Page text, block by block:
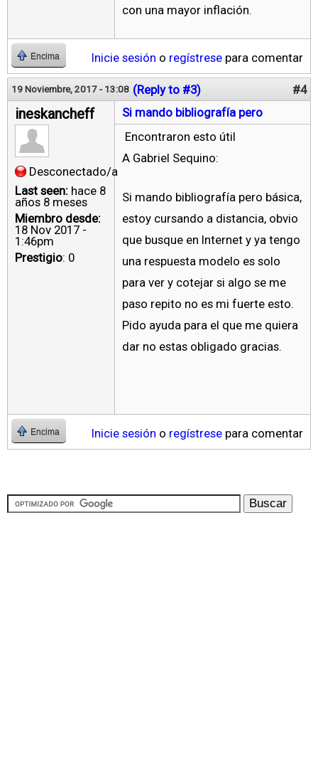
con una mayor inflación.
Encima Inicie sesión o regístrese para comentar
19 Noviembre, 2017 - 13:08 (Reply to #3) #4
ineskancheff
Desconectado/a
Last seen: hace 8
años 8 meses
Miembro desde:
18 Nov 2017 -
1:46pm
Prestigio: 0
Si mando bibliografía pero
Encontraron esto útil
A Gabriel Sequino:
Si mando bibliografía pero básica,
estoy cursando a distancia, obvio
que busque en Internet y ya tengo
una respuesta modelo es solo
para ver y cotejar si algo se me
paso repito no es mi fuerte esto.
Pido ayuda para el que me quiera
dar no estas obligado gracias.
Encima Inicie sesión o regístrese para comentar